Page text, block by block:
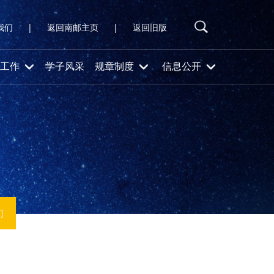
们 | 返回南邮主页 | 返回旧版
作 学子风采 规章制度 信息公开